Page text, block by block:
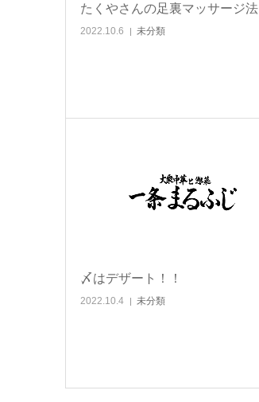
たくやさんの足裏マッサージ法
2022.10.6 未分類
〆はデザート！！
2022.10.4 未分類